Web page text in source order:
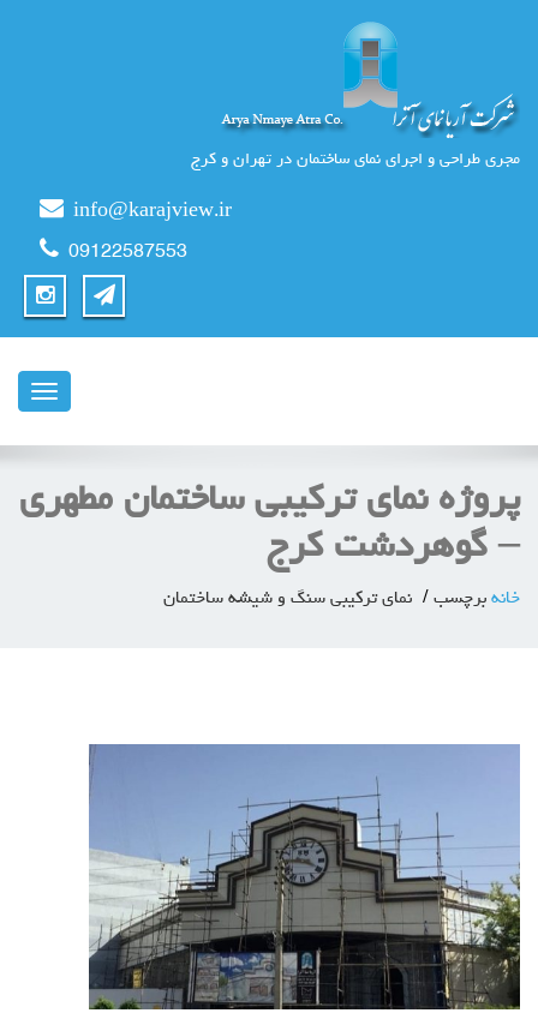
مجری طراحی و اجرای نمای ساختمان در تهران و کرج
info@karajview.ir
09122587553
ناوبری
پروژه نمای ترکیبی ساختمان مطهری
– گوهردشت کرج
خانه برچسب نمای ترکیبی سنگ و شیشه ساختمان